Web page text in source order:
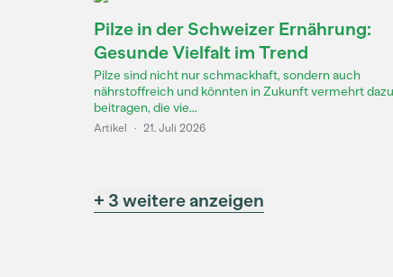
Pilze in der Schweizer Ernährung:
Gesunde Vielfalt im Trend
Pilze sind nicht nur schmackhaft, sondern auch
nährstoffreich und könnten in Zukunft vermehrt dazu
beitragen, die vie...
Artikel · 21. Juli 2026
+ 3 weitere anzeigen